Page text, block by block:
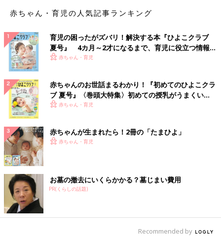
赤ちゃん・育児の人気記事ランキング
育児の困ったがズバリ！解決する本『ひよこクラブ
夏号』 4カ月～2才になるまで、育児に役立つ情報が
いっぱい！
赤ちゃん・育児
赤ちゃんのお世話まるわかり！『初めてのひよこクラ
ブ 夏号』〈巻頭大特集〉初めての授乳がうまくい
く！ おっぱい・ミルクの基本と夏のトラブル 解決テ
赤ちゃん・育児
赤ちゃんが生まれたら！2冊の「たまひよ」
赤ちゃん・育児
お墓の撤去にいくらかかる？墓じまい費用
PR(くらしの話題)
Recommended by